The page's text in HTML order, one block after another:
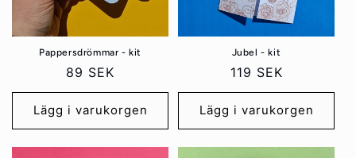
Pappersdrömmar - kit
Ordinarie
pris
89 SEK
Lägg i varukorgen
Jubel - kit
Ordinarie
pris
119 SEK
Lägg i varukorgen